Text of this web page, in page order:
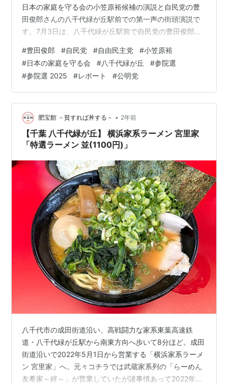
日本の家庭を守る会の小笠原裕候補の演説と自民党の豊
田俊郎さんの八千代緑が丘駅前での第一声の街頭演説で
す。7月3日は、八千代緑が丘駅前で自民党の豊田俊郎議
た。駅前に来た時は、統一協会と関係の深い日本の家庭
を守る会の小笠原裕候補が演説していて、ボランティア
を含めて2、30人ぐらい来ていました。その後、豊田俊
郎議員の第一声の演説会が始まって、現職の自民党や公
明党の地方議員や現職の公明党議員が来ていて、比例は
公明党の平木大作へと言っていたようで、当落…
#豊田俊郎 #自民党 #自由民主党 #小笠原裕
#日本の家庭を守る会 #八千代緑が丘 #参院選
#参院選 2025 #レポート #公明党
肥宝館 －貧すれば丼する－ • 2年前
【千葉 八千代緑が丘】 横浜家系ラーメン 宮里家
「特選ラーメン 並(1100円)」
八千代市の成田街道沿い、高戦闘力な家系東葉高速鉄
道・八千代緑が丘駅から南東方向へ歩いて8分ほど。成田
街道沿いで2022年5月1日から営業する「横浜家系ラーメ
ン 宮里家」へ。元々コチラでは武蔵家系列の「らーめん
友希家～絆～」が営業していたが諸事情あって2022年4